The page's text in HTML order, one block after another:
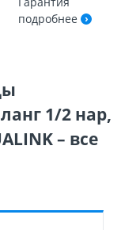
подробнее
1/2 нар,
– все